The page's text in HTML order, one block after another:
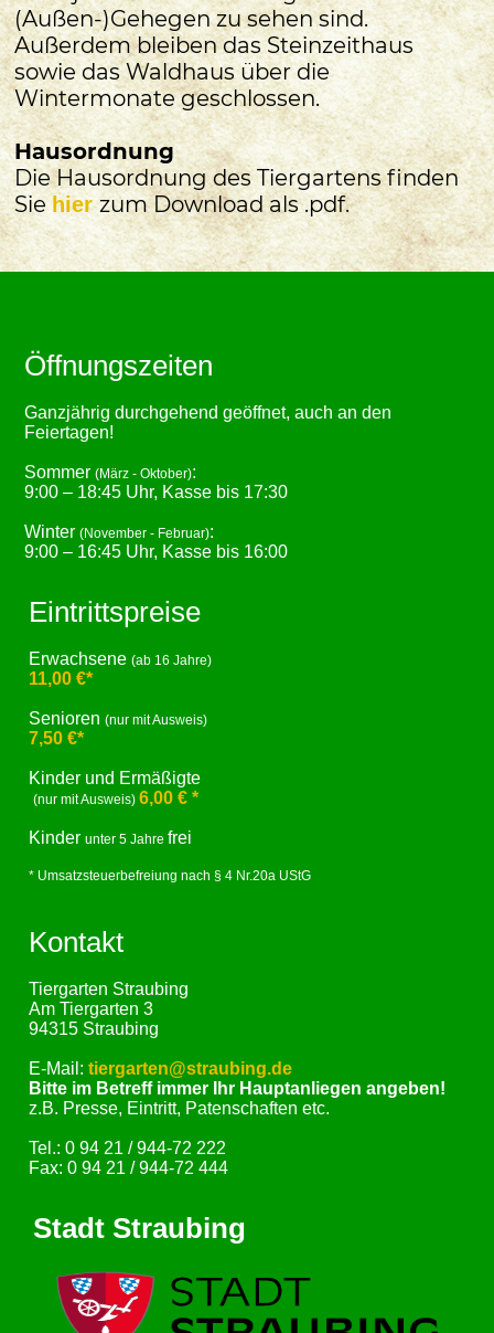
(Außen-)Gehegen zu sehen sind.
Außerdem bleiben das Steinzeithaus
sowie das Waldhaus über die
Wintermonate geschlossen.
Hausordnung
Die Hausordnung des Tiergartens finden
Siehierzum Download als .pdf.
Öffnungszeiten
Ganzjährig durchgehend geöffnet, auch an den
Feiertagen!
Sommer(März - Oktober):
9:00 – 18:45 Uhr, Kasse bis 17:30
Winter(November - Februar):
9:00 – 16:45 Uhr, Kasse bis 16:00
Eintrittspreise
Erwachsene(ab 16 Jahre)
11,00 €*
Senioren(nur mit Ausweis)
7,50 €*
Kinder und Ermäßigte
(nur mit Ausweis)6,00 € *
Kinderunter 5 Jahrefrei
* Umsatzsteuerbefreiung nach § 4 Nr.20a UStG
Kontakt
Tiergarten Straubing
Am Tiergarten 3
94315 Straubing
E-Mail:tiergarten@straubing.de
Bitte im Betreff immer Ihr Hauptanliegen angeben!
z.B. Presse, Eintritt, Patenschaften etc.
Tel.: 0 94 21 / 944-72 222
Fax: 0 94 21 / 944-72 444
Stadt Straubing